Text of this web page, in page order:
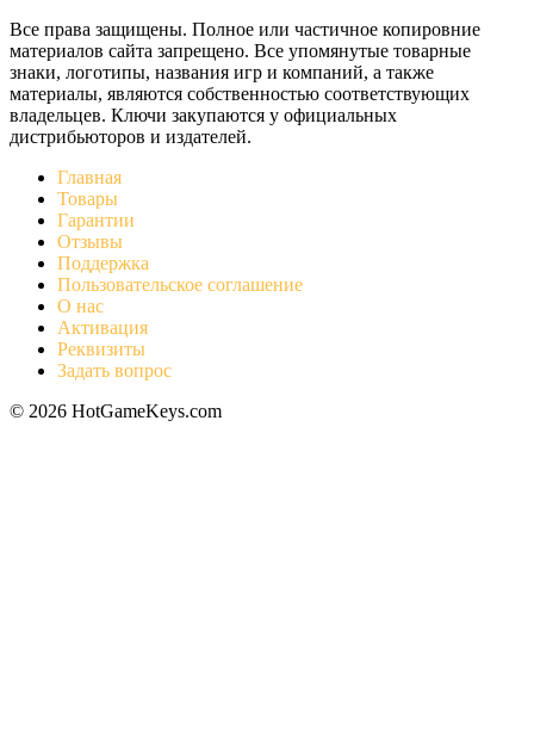
Все права защищены. Полное или частичное копировние
материалов сайта запрещено. Все упомянутые товарные
знаки, логотипы, названия игр и компаний, а также
материалы, являются собственностью соответствующих
владельцев. Ключи закупаются у официальных
дистрибьюторов и издателей.
Главная
Товары
Гарантии
Отзывы
Поддержка
Пользовательское соглашение
О нас
Активация
Реквизиты
Задать вопрос
© 2026 HotGameKeys.com